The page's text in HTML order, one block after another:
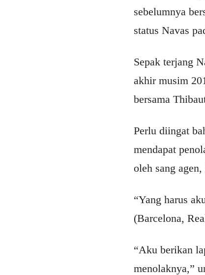
sebelumnya
status Navas
Sepak terjang
akhir musim
bersama
Perlu diingat
mendapat
oleh sang
“Yang harus
(Barcelona,
“Aku berikan
menolaknya,”